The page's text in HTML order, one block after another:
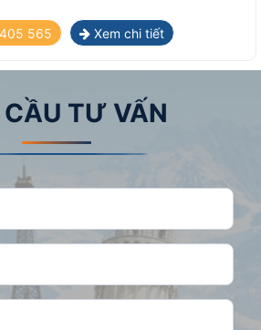
565 Xem chi tiết
CẦU TƯ VẤN